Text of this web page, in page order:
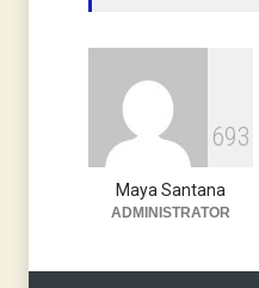
693
Maya Santana
ADMINISTRATOR